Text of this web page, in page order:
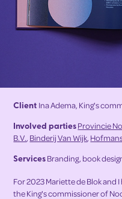
Client Ina Adema, King's
Involved partiesProvincie
B.V., Binderij Van Wijk,
ServicesBranding, book
For 2023 Mariette de Blok
the King's commissioner of